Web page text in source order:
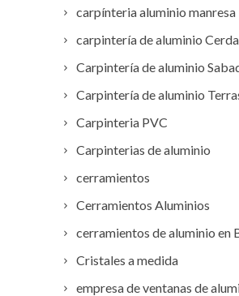
carpínteria aluminio manresa
carpintería de aluminio
Carpintería de aluminio
Carpintería de aluminio
Carpinteria PVC
Carpinterias de aluminio
cerramientos
Cerramientos Aluminios
cerramientos de aluminio en
Cristales a medida
empresa de ventanas de